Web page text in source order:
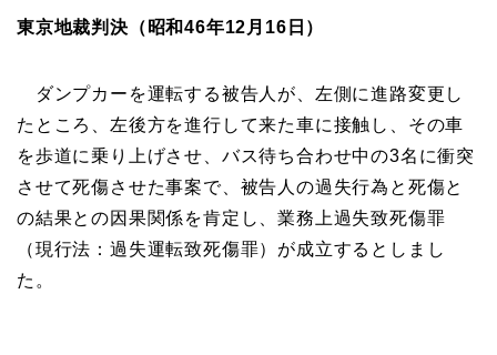
東京地裁判決（昭和46年12月16日）
ダンプカーを運転する被告人が、左側に進路変更し
たところ、左後方を進行して来た車に接触し、その車
を歩道に乗り上げさせ、バス待ち合わせ中の3名に衝突
させて死傷させた事案で、被告人の過失行為と死傷と
の結果との因果関係を肯定し、業務上過失致死傷罪
（現行法：過失運転致死傷罪）が成立するとしまし
た。